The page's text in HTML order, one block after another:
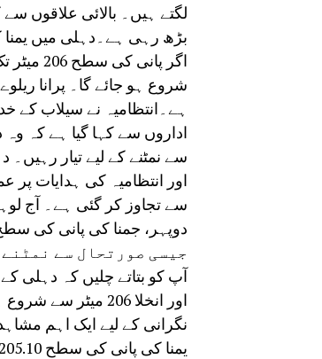
لگتے ہیں۔ بالائی علاقوں
اگر
شروع ہو جائے گا۔ پرانا
ہے۔انتظامیہ نے سیلاب کے
اداروں سے کہا گیا ہے کہ
سے نمٹنے کے لیے تیار
اور انتظامیہ کی ہدایات
سے تجاوز کر گئی ہے۔ آج
جیسی صورتحال سے
اور انخلا 206